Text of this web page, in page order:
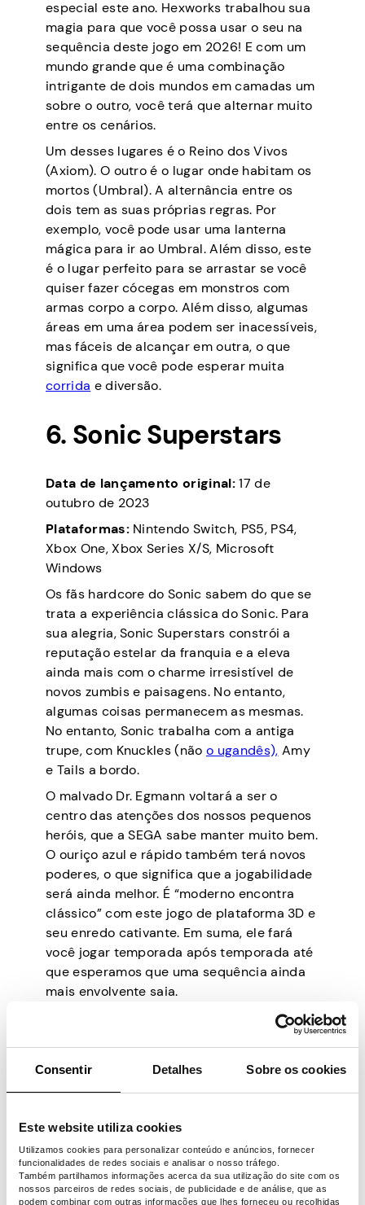
Consentir Detalhes Sobre os cookies
Este website utiliza cookies
Utilizamos cookies para personalizar conteúdo e anúncios, fornecer
funcionalidades de redes sociais e analisar o nosso tráfego.
Também partilhamos informações acerca da sua utilização do site com os
nossos parceiros de redes sociais, de publicidade e de análise, que as
podem combinar com outras informações que lhes forneceu ou recolhidas
especial este ano. Hexworks trabalhou sua
magia para que você possa usar o seu na
sequência deste jogo em 2026! E com um
mundo grande que é uma combinação
intrigante de dois mundos em camadas um
sobre o outro, você terá que alternar muito
entre os cenários.
Um desses lugares é o Reino dos Vivos
(Axiom). O outro é o lugar onde habitam os
mortos (Umbral). A alternância entre os
dois tem as suas próprias regras. Por
exemplo, você pode usar uma lanterna
mágica para ir ao Umbral. Além disso, este
é o lugar perfeito para se arrastar se você
quiser fazer cócegas em monstros com
armas corpo a corpo. Além disso, algumas
áreas em uma área podem ser inacessíveis,
mas fáceis de alcançar em outra, o que
significa que você pode esperar muita
corrida e diversão.
6. Sonic Superstars
Data de lançamento original:17 de
outubro de 2023
Plataformas:Nintendo Switch, PS5, PS4,
Xbox One, Xbox Series X/S, Microsoft
Windows
Os fãs hardcore do Sonic sabem do que se
trata a experiência clássica do Sonic. Para
sua alegria, Sonic Superstars constrói a
reputação estelar da franquia e a eleva
ainda mais com o charme irresistível de
novos zumbis e paisagens. No entanto,
algumas coisas permanecem as mesmas.
No entanto, Sonic trabalha com a antiga
trupe, com Knuckles (nãoo ugandês), Amy
e Tails a bordo.
O malvado Dr. Egmann voltará a ser o
centro das atenções dos nossos pequenos
heróis, que a SEGA sabe manter muito bem.
O ouriço azul e rápido também terá novos
poderes, o que significa que a jogabilidade
será ainda melhor. É “moderno encontra
clássico” com este jogo de plataforma 3D e
seu enredo cativante. Em suma, ele fará
você jogar temporada após temporada até
que esperamos que uma sequência ainda
mais envolvente saia.
7. Cidades: Skylines 2
Data de lançamento original:24 de
Plataformas:PS5, Xbox Series X/S,
Microsoft Windows
Se você sempre tendeu a fazer pequenas
mudanças na paisagem ao seu redor, 24 de